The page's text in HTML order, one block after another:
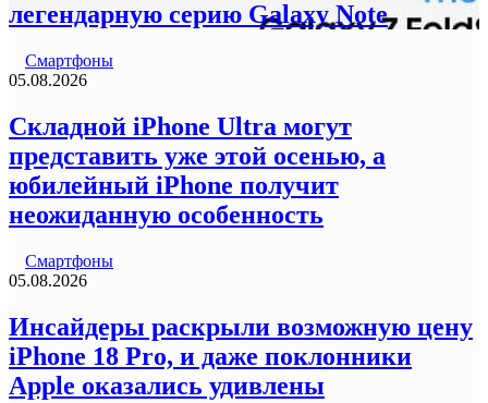
легендарную серию Galaxy Note
Смартфоны
05.08.2026
Складной iPhone Ultra могут
представить уже этой осенью, а
юбилейный iPhone получит
неожиданную особенность
Смартфоны
05.08.2026
Инсайдеры раскрыли возможную цену
iPhone 18 Pro, и даже поклонники
Apple оказались удивлены